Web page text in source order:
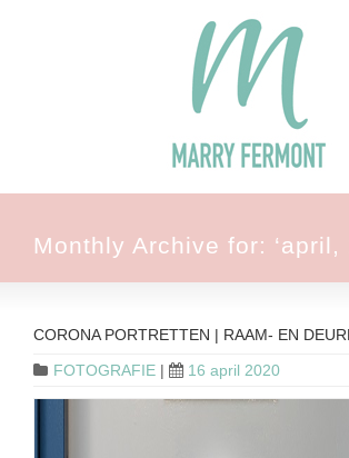
Monthly Archive for: ‘april,
CORONA PORTRETTEN | RAAM- EN
FOTOGRAFIE | 16 april 2020